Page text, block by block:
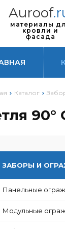
Auroof
материалы
кровли и
фасада
Каталог
90°
СОФИТЫ
ЭЛЕМЕНТЫ
ВОДОСТОЧНЫЕ
ЗАБОРЫ И
Панельные
Модульные